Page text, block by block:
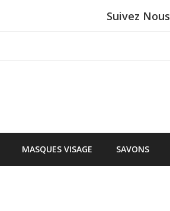
Suivez Nous
MASQUES VISAGE SAVONS